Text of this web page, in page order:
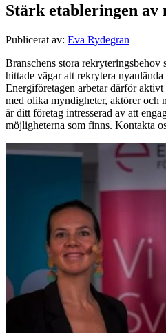
Stärk etableringen av
Publicerat av: Eva Rydegran
Branschens stora
hittade vägar att rekrytera
Energiföretagen arbetar därför
med olika myndigheter, aktörer och
är ditt företag intresserad av att
möjligheterna som finns. Kontakta